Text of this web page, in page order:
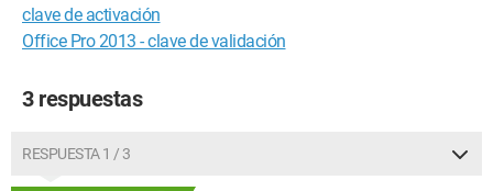
clave de activación
Office Pro 2013 - clave de validación
3 respuestas
RESPUESTA 1 / 3